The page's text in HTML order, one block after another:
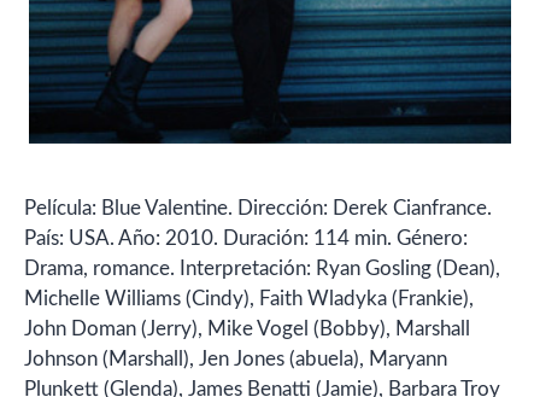
Película: Blue Valentine. Dirección: Derek Cianfrance.
País: USA. Año: 2010. Duración: 114 min. Género:
Drama, romance. Interpretación: Ryan Gosling (Dean),
Michelle Williams (Cindy), Faith Wladyka (Frankie),
John Doman (Jerry), Mike Vogel (Bobby), Marshall
Johnson (Marshall), Jen Jones (abuela), Maryann
Plunkett (Glenda), James Benatti (Jamie), Barbara Troy